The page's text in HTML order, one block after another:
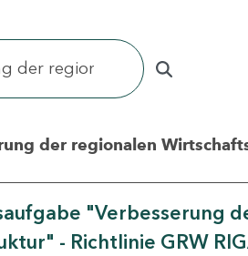
der regionalen
"Verbesserung
- Richtlinie GRW